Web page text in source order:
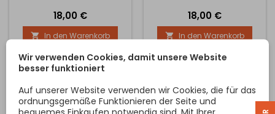
können - siehe verwandte
Produkte. Gestalten Sie
Ihren Mülleimer je nach
In Anthrazit mit einer
Mindestschrankbreite von
den Abmessungen gekürzt
werden, siehe technische
Preis
18,00 €
 In den Warenkorb
können - siehe verwandte
Produkte. Gestalten Sie
Ihren Mülleimer je nach
In Anthrazit mit einer
den Abmessungen gekürzt
werden, siehe technische
Preis
18,00 €
 In den Warenkorb
Wir verwenden Cookies, damit unsere Website
besser funktioniert
Auf unserer Website verwenden wir Cookies, die für das
ordnungsgemäße Funktionieren der Seite und
bequemes Einkaufen notwendig sind. Mit Ihrer